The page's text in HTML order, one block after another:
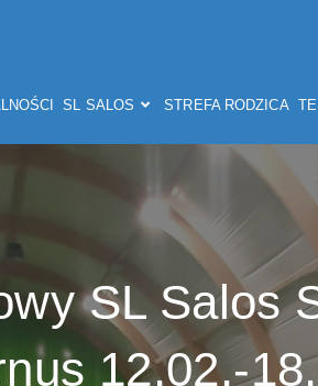
SL SALOS STREFA RODZICA
SL Salos
12.02.-